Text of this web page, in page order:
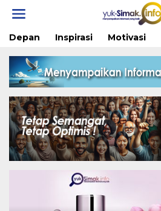
Depan Inspirasi Motivasi